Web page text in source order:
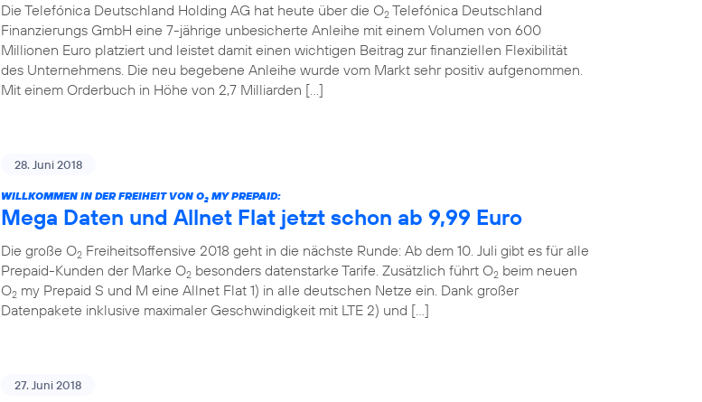
Die Telefónica Deutschland Holding AG hat heute über die O2 Telefónica Deutschland
Finanzierungs GmbH eine 7-jährige unbesicherte Anleihe mit einem Volumen von 600
Millionen Euro platziert und leistet damit einen wichtigen Beitrag zur finanziellen Flexibilität
des Unternehmens. Die neu begebene Anleihe wurde vom Markt sehr positiv aufgenommen.
Mit einem Orderbuch in Höhe von 2,7 Milliarden […]
28. Juni 2018
WILLKOMMEN IN DER FREIHEIT VON O2 MY PREPAID:
Mega Daten und Allnet Flat jetzt schon ab 9,99 Euro
Die große O2 Freiheitsoffensive 2018 geht in die nächste Runde: Ab dem 10. Juli gibt es für alle
Prepaid-Kunden der Marke O2 besonders datenstarke Tarife. Zusätzlich führt O2 beim neuen
O2 my Prepaid S und M eine Allnet Flat 1) in alle deutschen Netze ein. Dank großer
Datenpakete inklusive maximaler Geschwindigkeit mit LTE 2) und […]
27. Juni 2018